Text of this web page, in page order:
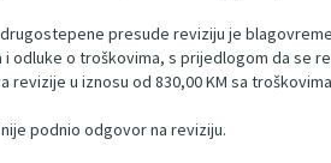
presude reviziju je
i odluke o troškovima, s prijedlogom da se
revizije u iznosu od 830,00 KM sa troškovima
nije podnio odgovor na reviziju.